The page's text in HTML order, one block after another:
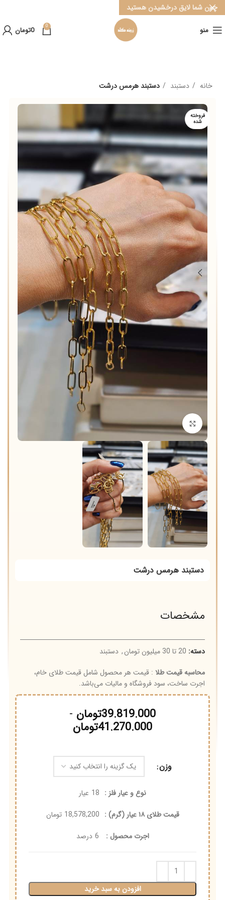
منو 0
0تومان
خانه دستبند دستبند هرمس درشت
فروخته
شده
برای بزرگنمایی کلیک کنید
دستبند هرمس درشت
مشخصات
دسته: 20 تا 30 میلیون تومان , دستبند
محاسبه قیمت طلا : قیمت هر محصول شامل قیمت طلای خام،
اجرت ساخت، سود فروشگاه و مالیات می‌باشد.
39.819.000تومان -
41.270.000تومان
وزن
نوع و عیار فلز : 18 عیار
قیمت طلای ۱۸ عیار (گرم) :
18,578,200 تومان
اجرت محصول :
6 درصد
افزودن به سبد خرید
چون شما لایق درخشیدن هستید